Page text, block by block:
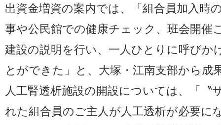
出資金増資の案内では、「組合員加入時
事や公民館での健康チェック、班会開催
建設の説明を行い、一人ひとりに呼びか
とができた」と、大塚・江南支部から成
人工腎透析施設の開設については、「〝
れた組合員のご主人が人工透析が必要に